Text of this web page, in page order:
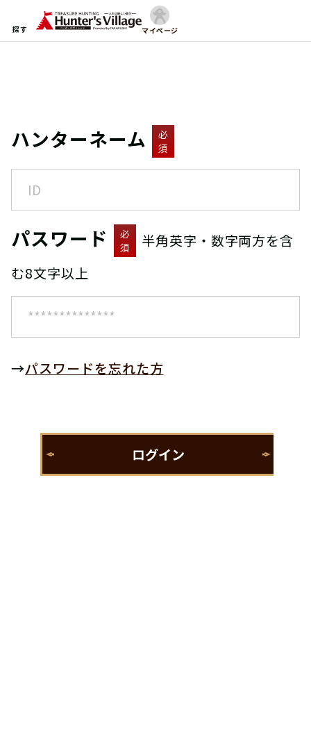
探す マイページ
ハンターネーム
必
須
パスワード
必
須
半角英字・数字両方を含
む8文字以上
→パスワードを忘れた方